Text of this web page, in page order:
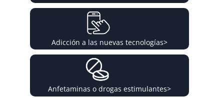
Adicción a las nuevas tecnologías>
Anfetaminas o drogas estimulantes>